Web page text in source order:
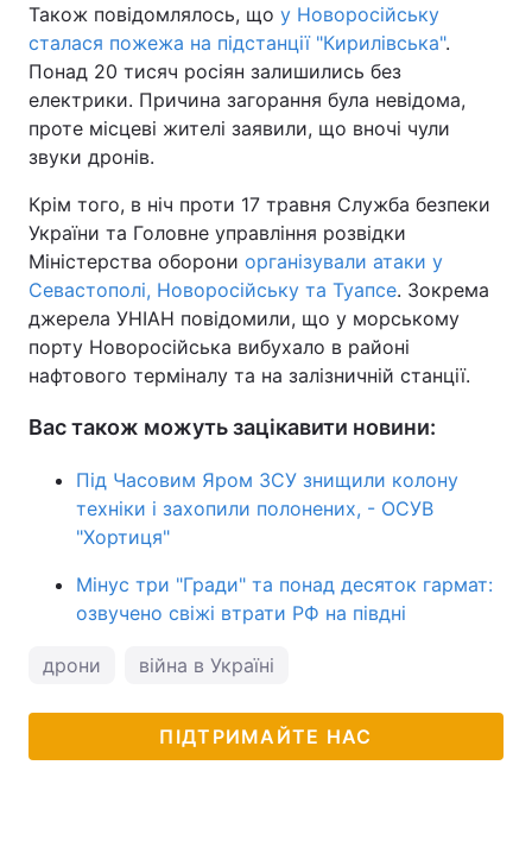
Також повідомлялось, що у Новоросійську
сталася пожежа на підстанції "Кирилівська".
Понад 20 тисяч росіян залишились без
електрики. Причина загорання була невідома,
проте місцеві жителі заявили, що вночі чули
звуки дронів.
Крім того, в ніч проти 17 травня Служба безпеки
України та Головне управління розвідки
Міністерства оборони організували атаки у
Севастополі, Новоросійську та Туапсе. Зокрема
джерела УНІАН повідомили, що у морському
порту Новоросійська вибухало в районі
нафтового терміналу та на залізничній станції.
Вас також можуть зацікавити новини:
Під Часовим Яром ЗСУ знищили колону
техніки і захопили полонених, - ОСУВ
"Хортиця"
Мінус три "Гради" та понад десяток гармат:
озвучено свіжі втрати РФ на півдні
дрони війна в Україні
ПІДТРИМАЙТЕ НАС